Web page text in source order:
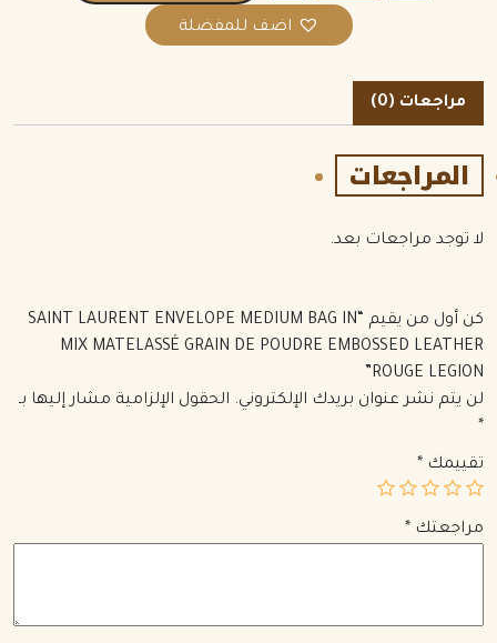
اضف للمفضلة
مراجعات (0)
المراجعات
لا توجد مراجعات بعد.
كن أول من يقيم “SAINT LAURENT ENVELOPE MEDIUM BAG IN
MIX MATELASSÉ GRAIN DE POUDRE EMBOSSED LEATHER
ROUGE LEGION”
لن يتم نشر عنوان بريدك الإلكتروني. الحقول الإلزامية مشار إليها بـ
*
تقييمك *
مراجعتك *